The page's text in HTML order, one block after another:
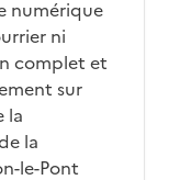
numérique
ni
complet et
sur
la
la
le-Pont